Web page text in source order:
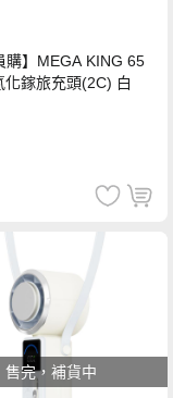
購】MEGA KING 65
化鎵旅充頭(2C) 白
售完，補貨中